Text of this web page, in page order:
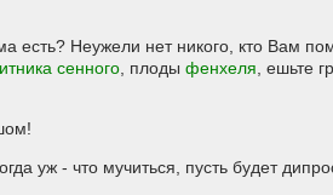
есть? Неужели нет никого, кто Вам
сенного , плоды фенхеля , ешьте
уж - что мучиться, пусть будет